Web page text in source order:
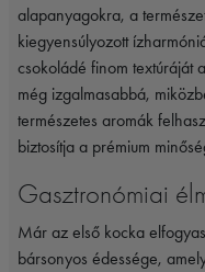
alapanyagokra, a
kiegyensúlyozott
csokoládé finom textúráját
még izgalmasabbá,
természetes aromák
biztosítja a prémium
Gasztronómiai
Már az első kocka
bársonyos édessége,